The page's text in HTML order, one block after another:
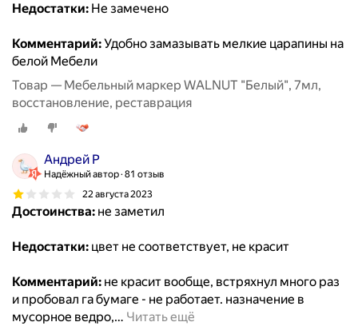
Недостатки: Не замечено
Комментарий:Удобно замазывать мелкие царапины на
белой Мебели
Товар — Мебельный маркер WALNUT "Белый", 7мл,
восстановление, реставрация
Андрей Р
Надёжный автор 81 отзыв
22 августа 2023
Достоинства: не заметил
Недостатки: цвет не соответствует, не красит
Комментарий: не красит вообще, встряхнул много раз
и пробовал га бумаге - не работает. назначение в
мусорное ведро,… Читать ещё